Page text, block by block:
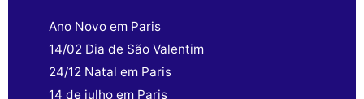
Ano Novo em Paris
14/02 Dia de São Valentim
24/12 Natal em Paris
14 de julho em Paris